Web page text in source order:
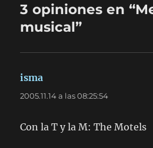
3 opiniones en
musical”
isma
2005.11.14 a las 08:25:54
Con la T y la M: The Motels